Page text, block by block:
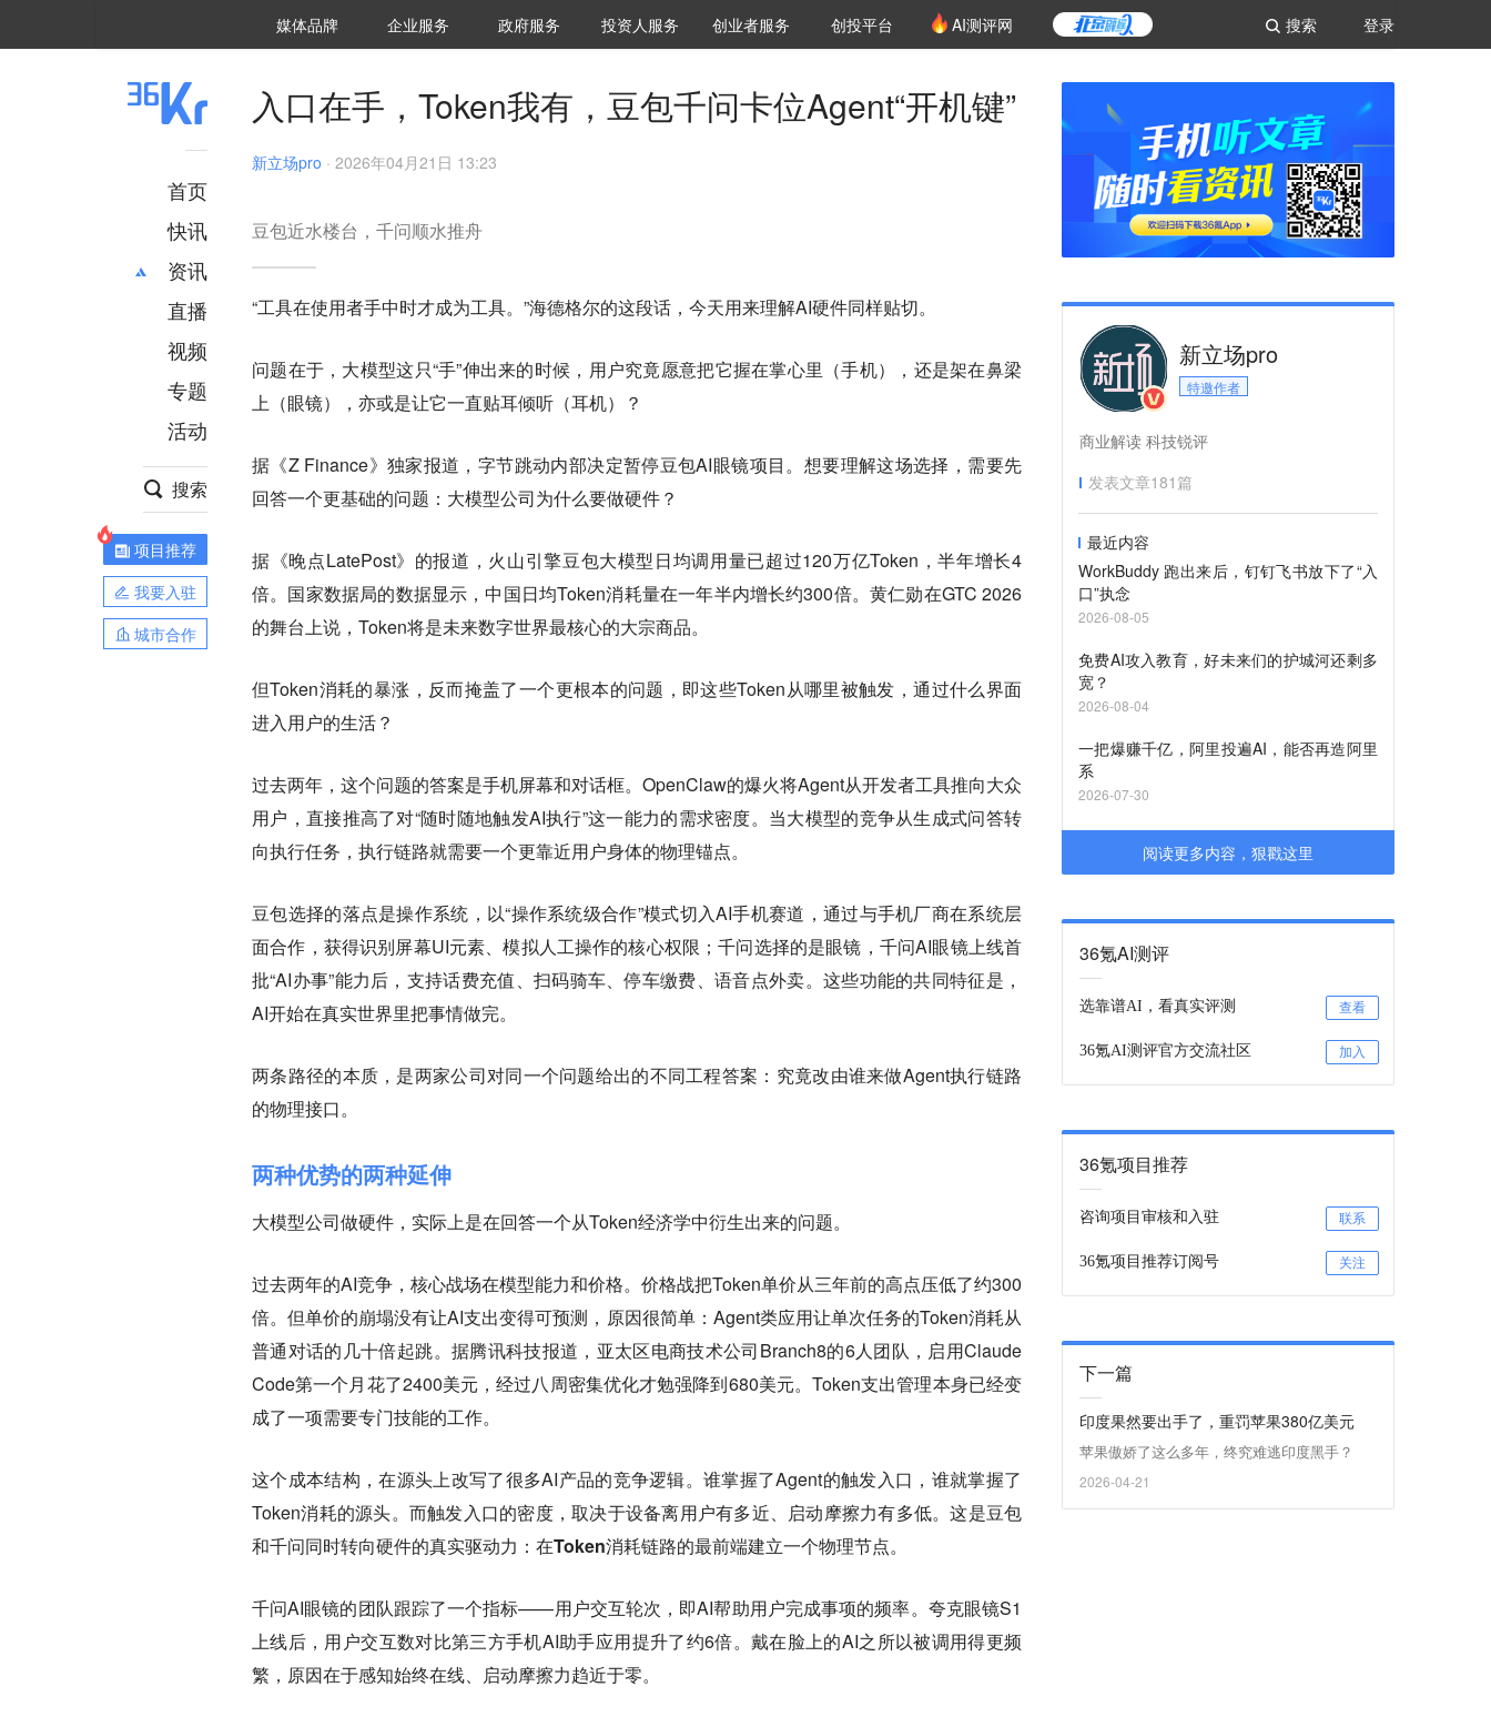
登录
搜索
媒体品牌 36Kr研究院
企业服务 城市之窗
政府服务 VClub投资机构库
投资机构职位推介
投资人服务 创投氪堂
创业者服务 创投平台 AI测评网
首页
快讯
资讯
推荐
财经
项目推荐
安徽
直播
视频
专题
活动
搜索
项目推荐
我要入驻
城市合作
入口在手，Token我有，豆包千问卡位Agent“开机键”
新立场pro · 2026年04月21日 13:23
豆包近水楼台，千问顺水推舟
“工具在使用者手中时才成为工具。”海德格尔的这段话，今天用来理解AI硬件同样贴切。
问题在于，大模型这只“手”伸出来的时候，用户究竟愿意把它握在掌心里（手机），还是架在鼻梁
上（眼镜），亦或是让它一直贴耳倾听（耳机）？
据《Z Finance》独家报道，字节跳动内部决定暂停豆包AI眼镜项目。想要理解这场选择，需要先
回答一个更基础的问题：大模型公司为什么要做硬件？
据《晚点LatePost》的报道，火山引擎豆包大模型日均调用量已超过120万亿Token，半年增长4
倍。国家数据局的数据显示，中国日均Token消耗量在一年半内增长约300倍。黄仁勋在GTC 2026
的舞台上说，Token将是未来数字世界最核心的大宗商品。
但Token消耗的暴涨，反而掩盖了一个更根本的问题，即这些Token从哪里被触发，通过什么界面
进入用户的生活？
过去两年，这个问题的答案是手机屏幕和对话框。OpenClaw的爆火将Agent从开发者工具推向大众
用户，直接推高了对“随时随地触发AI执行”这一能力的需求密度。当大模型的竞争从生成式问答转
向执行任务，执行链路就需要一个更靠近用户身体的物理锚点。
豆包选择的落点是操作系统，以“操作系统级合作”模式切入AI手机赛道，通过与手机厂商在系统层
面合作，获得识别屏幕UI元素、模拟人工操作的核心权限；千问选择的是眼镜，千问AI眼镜上线首
批“AI办事”能力后，支持话费充值、扫码骑车、停车缴费、语音点外卖。这些功能的共同特征是，
AI开始在真实世界里把事情做完。
两条路径的本质，是两家公司对同一个问题给出的不同工程答案：究竟改由谁来做Agent执行链路
的物理接口。
两种优势的两种延伸
大模型公司做硬件，实际上是在回答一个从Token经济学中衍生出来的问题。
过去两年的AI竞争，核心战场在模型能力和价格。价格战把Token单价从三年前的高点压低了约300
倍。但单价的崩塌没有让AI支出变得可预测，原因很简单：Agent类应用让单次任务的Token消耗从
普通对话的几十倍起跳。据腾讯科技报道，亚太区电商技术公司Branch8的6人团队，启用Claude
Code第一个月花了2400美元，经过八周密集优化才勉强降到680美元。Token支出管理本身已经变
成了一项需要专门技能的工作。
这个成本结构，在源头上改写了很多AI产品的竞争逻辑。谁掌握了Agent的触发入口，谁就掌握了
Token消耗的源头。而触发入口的密度，取决于设备离用户有多近、启动摩擦力有多低。这是豆包
和千问同时转向硬件的真实驱动力： 在Token消耗链路的最前端建立一个物理节点。
千问AI眼镜的团队跟踪了一个指标——用户交互轮次，即AI帮助用户完成事项的频率。夸克眼镜S1
上线后，用户交互数对比第三方手机AI助手应用提升了约6倍。戴在脸上的AI之所以被调用得更频
繁，原因在于感知始终在线、启动摩擦力趋近于零。
新立场pro
特邀作者
商业解读 科技锐评
发表文章181篇
最近内容
WorkBuddy 跑出来后，钉钉飞书放下了“入
口”执念
2026-08-05
免费AI攻入教育，好未来们的护城河还剩多
宽？
2026-08-04
一把爆赚千亿，阿里投遍AI，能否再造阿里
系
2026-07-30
阅读更多内容，狠戳这里
36氪AI测评
选靠谱AI，看真实评测 查看
36氪AI测评官方交流社区 加入
36氪项目推荐
咨询项目审核和入驻 联系
36氪项目推荐订阅号 关注
下一篇
印度果然要出手了，重罚苹果380亿美元
苹果傲娇了这么多年，终究难逃印度黑手？
2026-04-21